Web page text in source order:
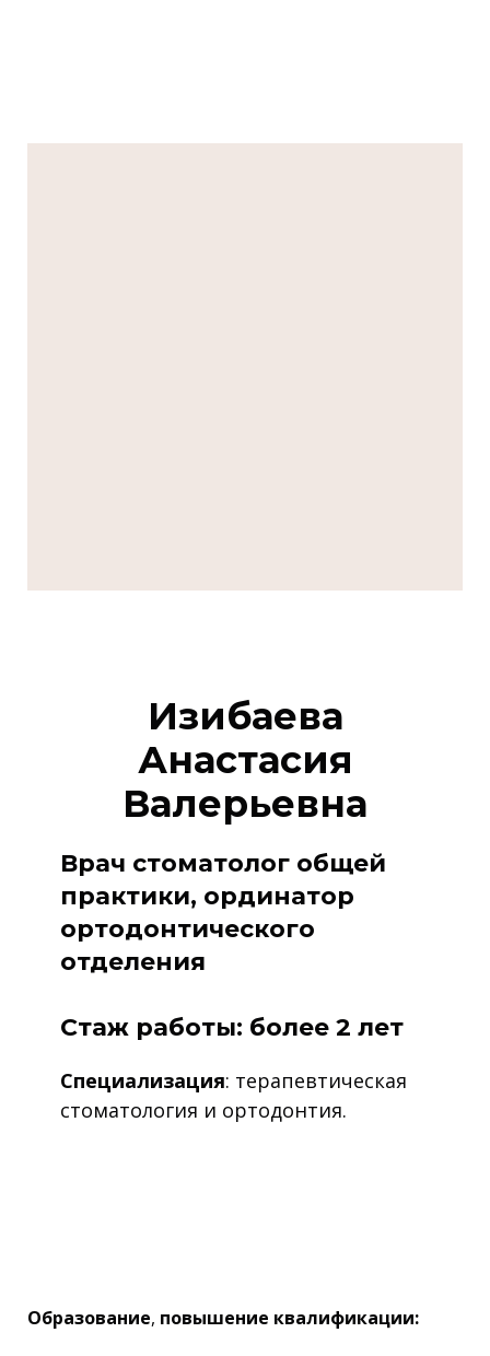
Изибаева
Анастасия
Валерьевна
Врач стоматолог общей
практики, ординатор
ортодонтического
отделения
Стаж работы: более 2 лет
Специализация: терапевтическая
стоматология и ортодонтия.
Образование, повышение квалификации: